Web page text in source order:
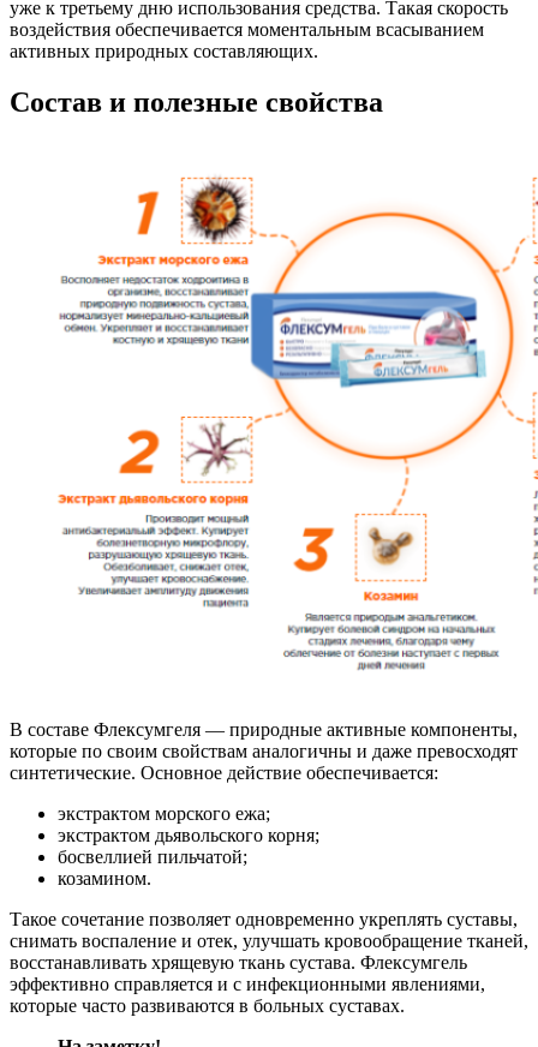
уже к третьему дню использования средства. Такая скорость
воздействия обеспечивается моментальным всасыванием
активных природных составляющих.
Состав и полезные свойства
В составе Флексумгеля — природные активные компоненты,
которые по своим свойствам аналогичны и даже превосходят
синтетические. Основное действие обеспечивается:
экстрактом морского ежа;
экстрактом дьявольского корня;
босвеллией пильчатой;
козамином.
Такое сочетание позволяет одновременно укреплять суставы,
снимать воспаление и отек, улучшать кровообращение тканей,
восстанавливать хрящевую ткань сустава. Флексумгель
эффективно справляется и с инфекционными явлениями,
которые часто развиваются в больных суставах.